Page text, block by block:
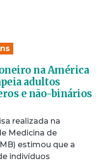
na América
adultos
e não-binários
realizada na
Medicina de
estimou que a
indivíduos